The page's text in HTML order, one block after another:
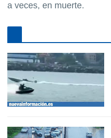
a veces, en muerte.